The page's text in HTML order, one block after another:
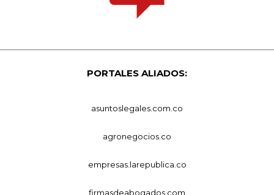
PORTALES ALIADOS:
asuntoslegales.com.co
agronegocios.co
empresas.larepublica.co
firmasdeabogados.com